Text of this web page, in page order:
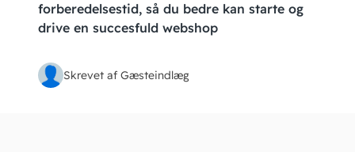
forberedelsestid, så du bedre kan starte og
drive en succesfuld webshop
Skrevet af Gæsteindlæg